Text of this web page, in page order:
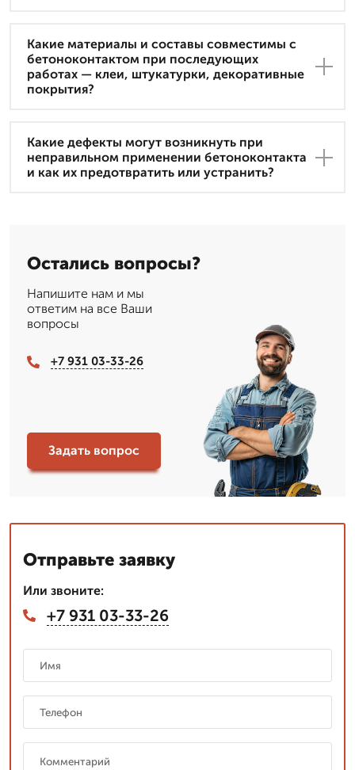
Какие материалы и составы совместимы с
бетоноконтактом при последующих
работах — клеи, штукатурки, декоративные
покрытия?
Какие дефекты могут возникнуть при
неправильном применении бетоноконтакта
и как их предотвратить или устранить?
Остались вопросы?
Напишите нам и мы
ответим на все Ваши
вопросы
+7 931 03-33-26
Задать вопрос
Отправьте заявку
Или звоните:
+7 931 03-33-26